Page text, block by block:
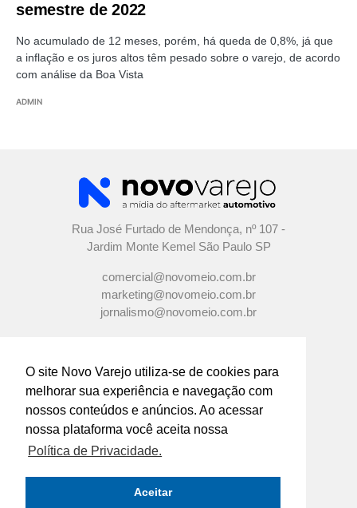
O site Novo Varejo utiliza-se de cookies para
melhorar sua experiência e navegação com
nossos conteúdos e anúncios. Ao acessar
nossa plataforma você aceita nossa
Política de Privacidade.
Aceitar
semestre de 2022
No acumulado de 12 meses, porém, há queda de 0,8%, já que
a inflação e os juros altos têm pesado sobre o varejo, de acordo
com análise da Boa Vista
ADMIN
Rua José Furtado de Mendonça, nº 107 -
Jardim Monte Kemel São Paulo SP
comercial@novomeio.com.br
marketing@novomeio.com.br
jornalismo@novomeio.com.br
CONFIRA AS NOSSAS REDES
SOCIAIS
O principal canal de comunicação de grandes
indústrias e distribuidores com os
empresários e profissionais das lojas de